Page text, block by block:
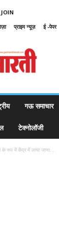
प्राइम न्यूज़ ई -पेपर
गऊ समाचार
टेक्नोलॉजी
के रूप में केंद्र में लाया जाना...